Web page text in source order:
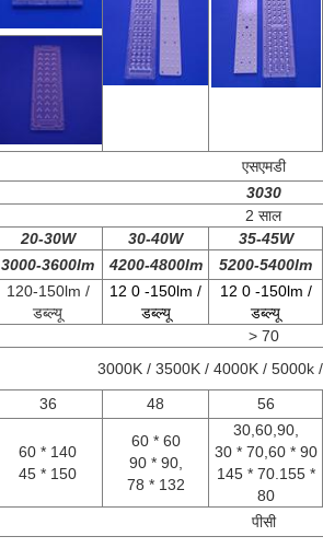
एसएमडी
3030
2 साल
20-30W 30-40W 35-45W
3000-3600lm 4200-4800lm 5200-5400lm
120-150lm /
डब्ल्यू
12 0 -150lm /
डब्ल्यू
12 0 -150lm /
डब्ल्यू
> 70
3000K / 3500K / 4000K / 5000k
36 48 56
60 * 140
45 * 150
60 * 60
90 * 90,
78 * 132
30,60,90,
30 * 70,60 * 90
145 * 70.155 *
80
पीसी